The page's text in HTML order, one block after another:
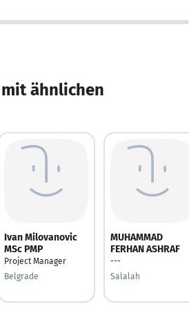
ähnlichen
Ivan Milovanovic
MSc PMP
Project Manager
Belgrade
MUHAMMAD
FERHAN ASHRAF
---
Salalah